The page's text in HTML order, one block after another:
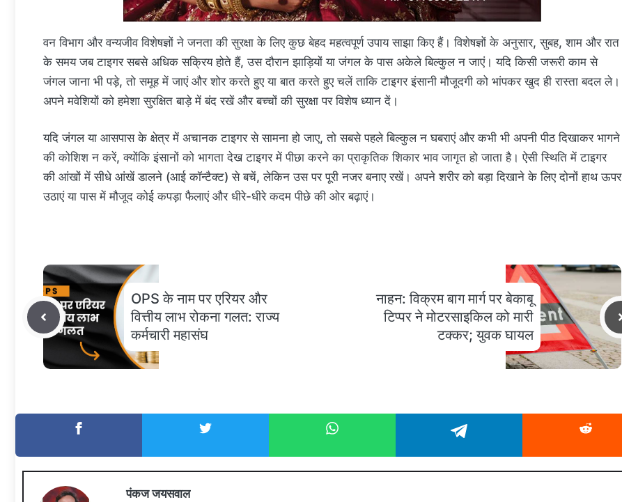
वन विभाग और वन्यजीव विशेषज्ञों ने जनता की सुरक्षा के लिए कुछ बेहद महत्वपूर्ण उपाय साझा किए हैं। विशेषज्ञों के अनुसार, सुबह, शाम और रात
के समय जब टाइगर सबसे अधिक सक्रिय होते हैं, उस दौरान झाड़ियों या जंगल के पास अकेले बिल्कुल न जाएं। यदि किसी जरूरी काम से
जंगल जाना भी पड़े, तो समूह में जाएं और शोर करते हुए या बात करते हुए चलें ताकि टाइगर इंसानी मौजूदगी को भांपकर खुद ही रास्ता बदल ले।
अपने मवेशियों को हमेशा सुरक्षित बाड़े में बंद रखें और बच्चों की सुरक्षा पर विशेष ध्यान दें।
यदि जंगल या आसपास के क्षेत्र में अचानक टाइगर से सामना हो जाए, तो सबसे पहले बिल्कुल न घबराएं और कभी भी अपनी पीठ दिखाकर भागने
की कोशिश न करें, क्योंकि इंसानों को भागता देख टाइगर में पीछा करने का प्राकृतिक शिकार भाव जागृत हो जाता है। ऐसी स्थिति में टाइगर
की आंखों में सीधे आंखें डालने (आई कॉन्टैक्ट) से बचें, लेकिन उस पर पूरी नजर बनाए रखें। अपने शरीर को बड़ा दिखाने के लिए दोनों हाथ ऊपर
उठाएं या पास में मौजूद कोई कपड़ा फैलाएं और धीरे-धीरे कदम पीछे की ओर बढ़ाएं।
OPS के नाम पर एरियर और
वित्तीय लाभ रोकना गलत: राज्य
कर्मचारी महासंघ
नाहन: विक्रम बाग मार्ग पर बेकाबू
टिप्पर ने मोटरसाइकिल को मारी
टक्कर; युवक घायल
पंकज जयसवाल